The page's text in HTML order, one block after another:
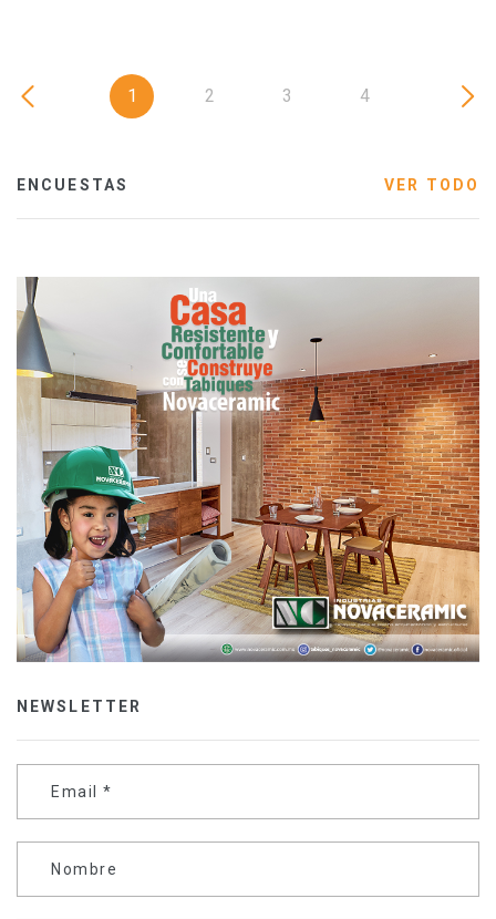
1 2 3 4
ENCUESTAS VER TODO
NEWSLETTER
Email *
Nombre